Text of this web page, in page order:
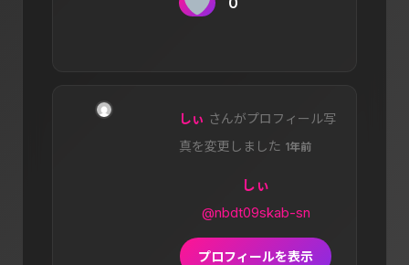
しぃ さんがプロフィール写
真を変更しました 1年前
しぃ
@nbdt09skab-sn
プロフィールを表示